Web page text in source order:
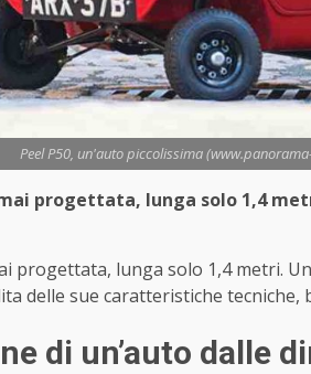
Peel P50, un'auto piccolissima
mai progettata, lunga solo 1,4
progettata, lunga solo 1,4 metri.
delle sue caratteristiche tecniche,
di un’auto dalle